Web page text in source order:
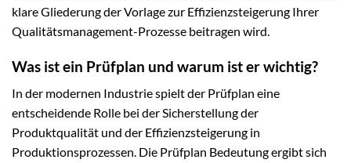
klare Gliederung der Vorlage zur Effizienzsteigerung Ihrer
Qualitätsmanagement-Prozesse beitragen wird.
Was ist ein Prüfplan und warum ist er wichtig?
In der modernen Industrie spielt der Prüfplan eine
entscheidende Rolle bei der Sicherstellung der
Produktqualität und der Effizienzsteigerung in
Produktionsprozessen. Die Prüfplan Bedeutung ergibt sich